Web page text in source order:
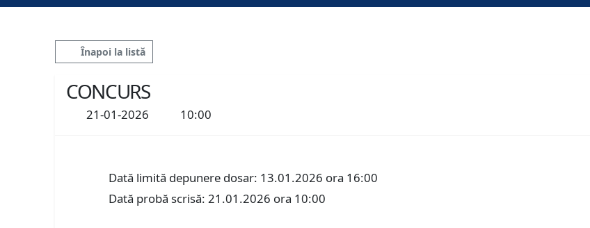
Înapoi la listă
CONCURS
21-01-2026 10:00
Dată limită depunere dosar: 13.01.2026 ora 16:00
Dată probă scrisă: 21.01.2026 ora 10:00